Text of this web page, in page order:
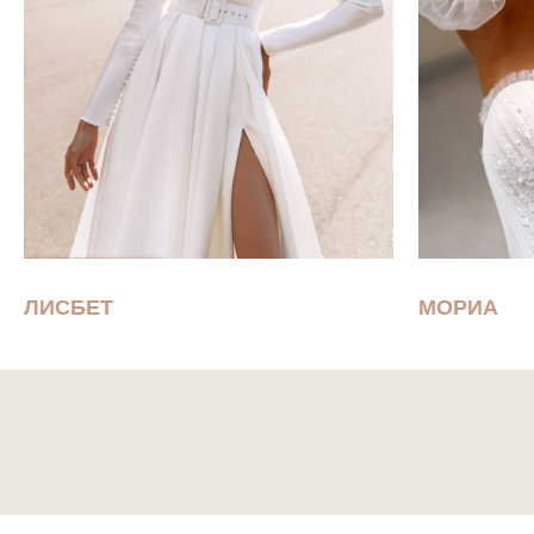
ЛИСБЕТ МОРИА